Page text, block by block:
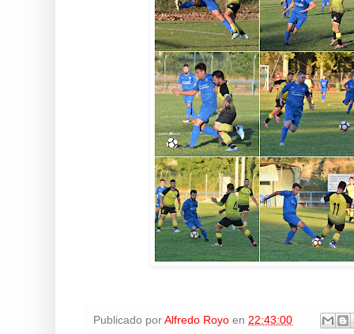
Publicado por Alfredo Royo en 22:43:00